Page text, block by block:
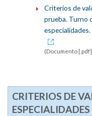
Criterios de
prueba. Turno
(Documento
CRITERIOS DE
ESPECIALIDADES